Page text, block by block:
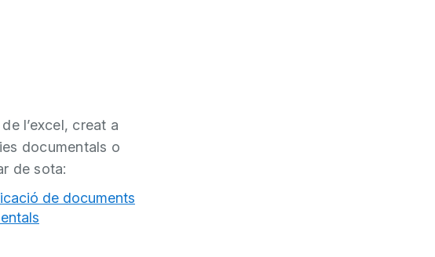
l’excel, creat a
documentals o
de sota:
de documents